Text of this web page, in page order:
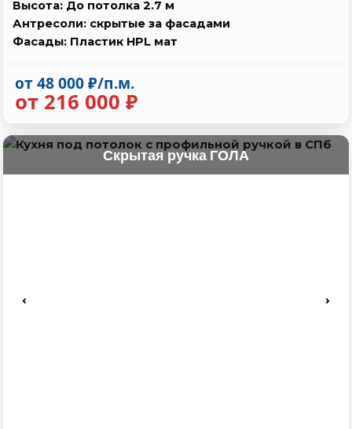
Высота: До потолка 2.7 м
Антресоли: скрытые за фасадами
Фасады: Пластик HPL мат
от 48 000 ₽/п.м.
от 216 000 ₽
Скрытая ручка ГОЛА
‹ ›